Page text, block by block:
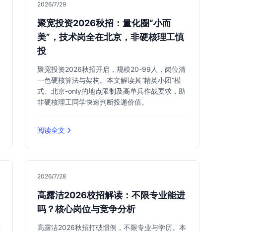
2026/7/29
聚宽投资2026秋招：量化圈“小而
美”，技术岗全在北京，非硬核理工慎
投
聚宽投资2026秋招开启，规模20-99人，岗位清
一色硬核算法与架构。本文解读其“精英小团”模
式、北京-only的地点限制及高单兵作战要求，助
非硬核理工同学快速判断投递价值。
阅读全文
2026/7/28
高露洁2026校招解读：不限专业能进
吗？核心岗位与竞争分析
高露洁2026秋招打破惯例，不限专业与学历。本